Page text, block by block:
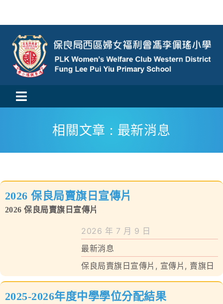
content
Toggle
Navigation
活動消息
校風及學生支援
對外聯繫
相關文章 : 最新消息
2026 保良局賣旗日宣傳片
2026 保良局賣旗日宣傳片
2026 年 7 月 9 日
最新消息
保良局賣旗日宣傳片 , 宣傳片 , 賣旗日
2025-2026年度中學學位分配結果